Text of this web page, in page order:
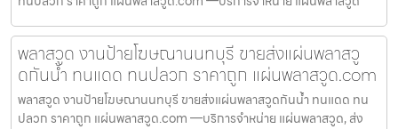
พลาสวูด งานป้ายโฆษณานนทบุรี ขายส่งแผ่นพลาสวู
ดกันน้ำ ทนแดด ทนปลวก ราคาถูก แผ่นพลาสวูด.com
พลาสวูด งานป้ายโฆษณานนทบุรี ขายส่งแผ่นพลาสวูดกันน้ำ ทนแดด ทน
ปลวก ราคาถูก แผ่นพลาสวูด.com —บริการจำหน่าย แผ่นพลาสวูด, ส่ง